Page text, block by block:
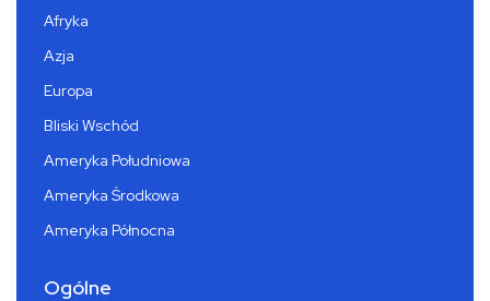
Afryka
Azja
Europa
Bliski Wschód
Ameryka Południowa
Ameryka Środkowa
Ameryka Północna
Ogólne